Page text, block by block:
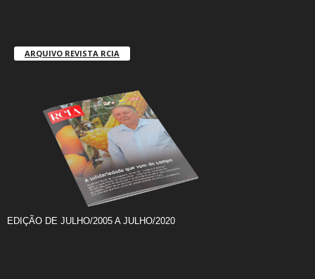
ARQUIVO REVISTA RCIA
EDIÇÃO DE JULHO/2005 A JULHO/2020